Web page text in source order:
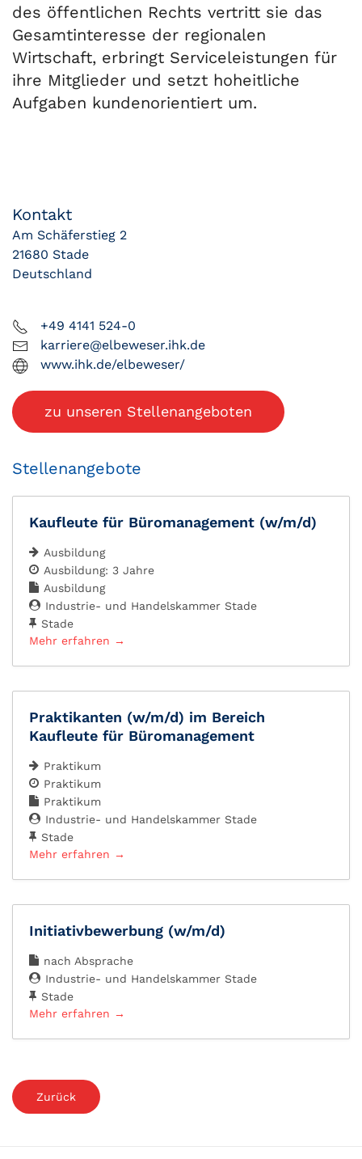
des öffentlichen Rechts vertritt sie das
Gesamtinteresse der regionalen
Wirtschaft, erbringt Serviceleistungen für
ihre Mitglieder und setzt hoheitliche
Aufgaben kundenorientiert um.
Kontakt
Am Schäferstieg 2
21680 Stade
Deutschland
+49 4141 524-0
karriere@elbeweser.ihk.de
www.ihk.de/elbeweser/
zu unseren Stellenangeboten
Stellenangebote
Kaufleute für Büromanagement (w/m/d)
Ausbildung
Ausbildung: 3 Jahre
Ausbildung
Industrie- und Handelskammer Stade
Stade
Mehr erfahren
Praktikanten (w/m/d) im Bereich
Kaufleute für Büromanagement
Praktikum
Praktikum
Praktikum
Industrie- und Handelskammer Stade
Stade
Mehr erfahren
Initiativbewerbung (w/m/d)
nach Absprache
Industrie- und Handelskammer Stade
Stade
Mehr erfahren
Zurück